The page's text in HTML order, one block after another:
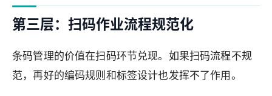
第三层：扫码作业流程规范化
条码管理的价值在扫码环节兑现。如果扫码流程不规
范，再好的编码规则和标签设计也发挥不了作用。